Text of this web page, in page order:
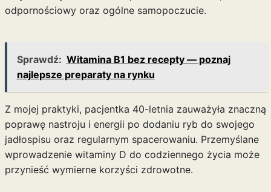
odpornościowy oraz ogólne samopoczucie.
Sprawdź: Witamina B1 bez recepty — poznaj
najlepsze preparaty na rynku
Z mojej praktyki, pacjentka 40-letnia zauważyła znaczną
poprawę nastroju i energii po dodaniu ryb do swojego
jadłospisu oraz regularnym spacerowaniu. Przemyślane
wprowadzenie witaminy D do codziennego życia może
przynieść wymierne korzyści zdrowotne.